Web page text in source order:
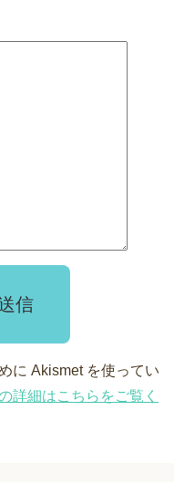
信
に Akismet を使ってい
詳細はこちらをご覧く